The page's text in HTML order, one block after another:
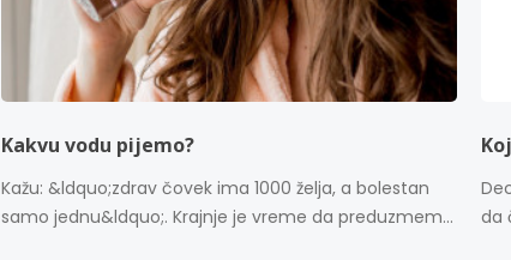
Kakvu vodu pijemo?
Kažu: &ldquo;zdrav čovek ima 1000 želja, a bolestan
samo jednu&ldquo;. Krajnje je vreme da preduzmem...
da